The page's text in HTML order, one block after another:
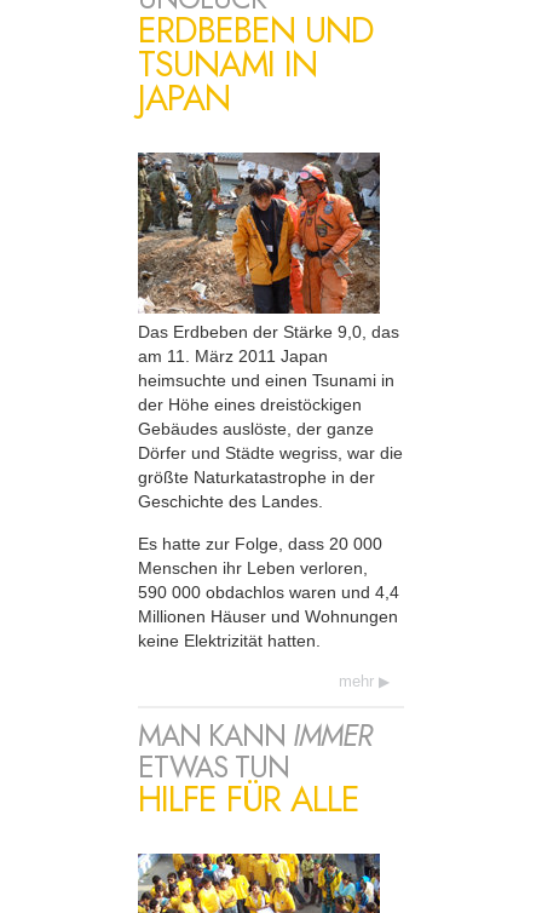
ERDBEBEN UND
TSUNAMI IN
JAPAN
Das Erdbeben der Stärke 9,0, das
am 11. März 2011 Japan
heimsuchte und einen Tsunami in
der Höhe eines dreistöckigen
Gebäudes auslöste, der ganze
Dörfer und Städte wegriss, war die
größte Naturkatastrophe in der
Geschichte des Landes.
Es hatte zur Folge, dass 20 000
Menschen ihr Leben verloren,
590 000 obdachlos waren und 4,4
Millionen Häuser und Wohnungen
keine Elektrizität hatten.
mehr
MAN KANN IMMER
ETWAS TUN
HILFE FÜR ALLE